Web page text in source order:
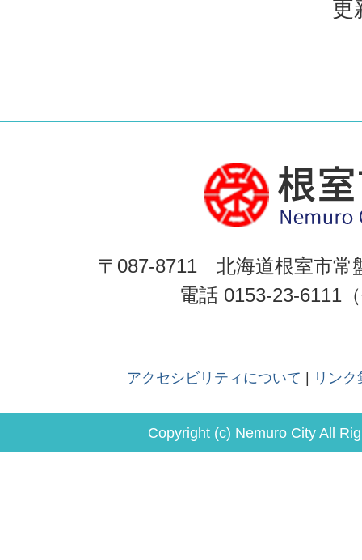
更
〒087-8711 北海道根室市常
電話 0153-23-6111
アクセシビリティについて リンク
Copyright (c) Nemuro City All